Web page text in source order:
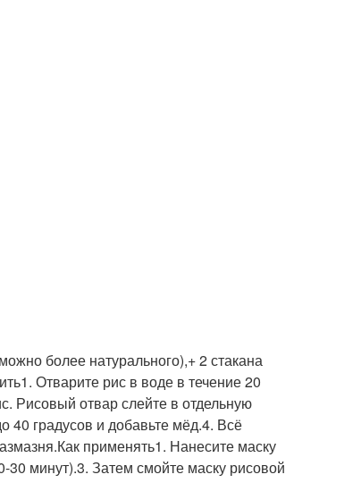
более натурального),+ 2 стакана
Отварите рис в воде в течение 20
Рисовый отвар слейте в отдельную
40 градусов и добавьте мёд.4. Всё
применять1. Нанесите маску
30 минут).3. Затем смойте маску рисовой